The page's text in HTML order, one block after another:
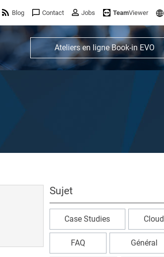
Blog Contact Jobs TeamViewer
Ateliers en ligne Book-in EVO
Sujet
Case Studies Cloud
FAQ Général